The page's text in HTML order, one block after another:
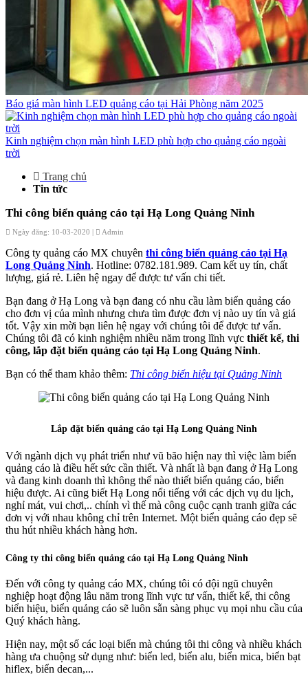
Báo giá màn hình LED quảng cáo tại Hải Phòng năm 2025
Kinh nghiệm chọn màn hình LED phù hợp cho quảng cáo ngoài
trời
Trang chủ
Tin tức
Thi công biển quảng cáo tại Hạ Long Quảng Ninh
Ngày đăng: 10-03-2020 | Admin
Công ty quảng cáo MX chuyên thi công biển quảng cáo tại Hạ
Long Quảng Ninh. Hotline: 0782.181.989. Cam kết uy tín, chất
lượng, giá rẻ. Liên hệ ngay để được tư vấn chi tiết.
Bạn đang ở Hạ Long và bạn đang có nhu cầu làm biển quảng cáo
cho đơn vị của mình nhưng chưa tìm được đơn vị nào uy tín và giá
tốt. Vậy xin mời bạn liên hệ ngay với chúng tôi để được tư vấn.
Chúng tôi đã có kinh nghiệm nhiều năm trong lĩnh vực thiết kế, thi
công, lắp đặt biển quảng cáo tại Hạ Long Quảng Ninh.
Bạn có thể tham khảo thêm: Thi công biển hiệu tại Quảng Ninh
Lắp đặt biển quảng cáo tại Hạ Long Quảng Ninh
Với ngành dịch vụ phát triển như vũ bão hiện nay thì việc làm biển
quảng cáo là điều hết sức cần thiết. Và nhất là bạn đang ở Hạ Long
và đang kinh doanh thì không thể nào thiết biển quảng cáo, biển
hiệu được. Ai cũng biết Hạ Long nổi tiếng với các dịch vụ du lịch,
nghỉ mát, vui chơi,.. chính vì thế mà công cuộc cạnh tranh giữa các
đơn vị với nhau không chỉ trên Internet. Một biển quảng cáo đẹp sẽ
thu hút nhiều khách hàng hơn.
Công ty thi công biển quảng cáo tại Hạ Long Quảng Ninh
Đến với công ty quảng cáo MX, chúng tôi có đội ngũ chuyên
nghiệp hoạt động lâu năm trong lĩnh vực tư vấn, thiết kế, thi công
biển hiệu, biển quảng cáo sẽ luôn sẵn sàng phục vụ mọi nhu cầu của
Quý khách hàng.
Hiện nay, một số các loại biển mà chúng tôi thi công và nhiều khách
hàng ưa chuộng sử dụng như: biển led, biển alu, biển mica, biển bạt
hiflex, biển decan,...